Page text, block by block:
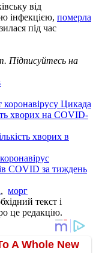
від
інфекцією, померла
під час
Підписуйтесь на
Цикада
хворих на COVID-
хворих в
COVID за тиждень
, морг
текст і
це редакцію.